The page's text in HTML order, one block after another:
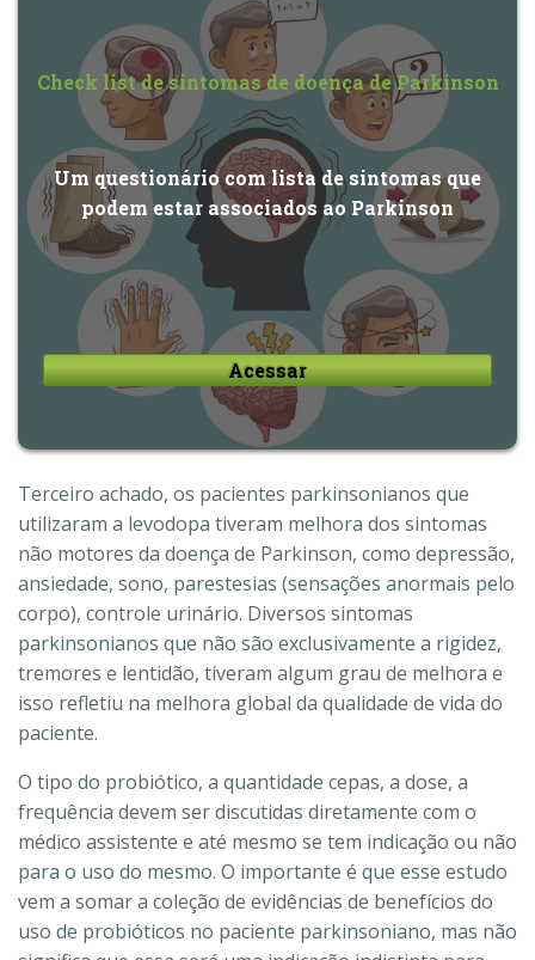
Check list de sintomas de doença de Parkinson
Um questionário com lista de sintomas que
podem estar associados ao Parkinson
Acessar
Terceiro achado, os pacientes parkinsonianos que
utilizaram a levodopa tiveram melhora dos sintomas
não motores da doença de Parkinson, como depressão,
ansiedade, sono, parestesias (sensações anormais pelo
corpo), controle urinário. Diversos sintomas
parkinsonianos que não são exclusivamente a rigidez,
tremores e lentidão, tiveram algum grau de melhora e
isso refletiu na melhora global da qualidade de vida do
paciente.
O tipo do probiótico, a quantidade cepas, a dose, a
frequência devem ser discutidas diretamente com o
médico assistente e até mesmo se tem indicação ou não
para o uso do mesmo. O importante é que esse estudo
vem a somar a coleção de evidências de benefícios do
uso de probióticos no paciente parkinsoniano, mas não